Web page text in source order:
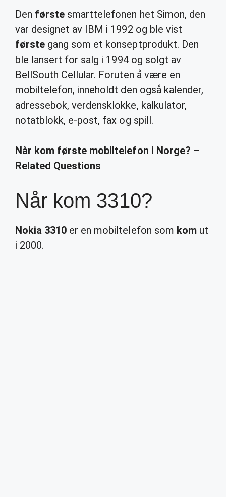
Den første smarttelefonen het Simon, den
var designet av IBM i 1992 og ble vist
første gang som et konseptprodukt. Den
ble lansert for salg i 1994 og solgt av
BellSouth Cellular. Foruten å være en
mobiltelefon, inneholdt den også kalender,
adressebok, verdensklokke, kalkulator,
notatblokk, e-post, fax og spill.
Når kom første mobiltelefon i Norge? –
Related Questions
Når kom 3310?
Nokia 3310 er en mobiltelefon som komut
i 2000.